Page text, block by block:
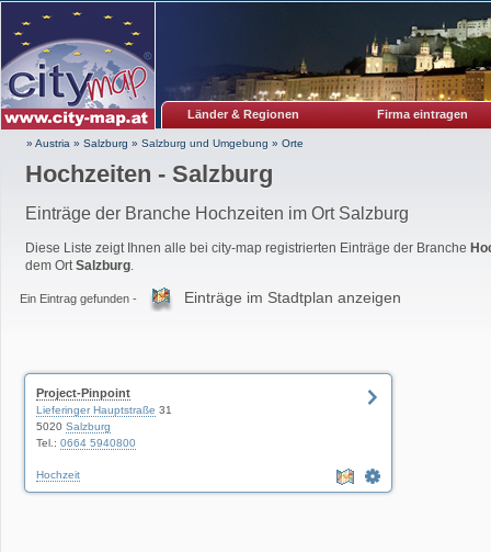
Länder & Regionen Firma eintragen
» Austria » Salzburg » Salzburg und Umgebung » Orte
Hochzeiten - Salzburg
Einträge der Branche Hochzeiten im Ort Salzburg
Diese Liste zeigt Ihnen alle bei city-map registrierten Einträge der Branche
dem OrtSalzburg.
Ein Eintrag gefunden - Einträge im Stadtplan anzeigen
Project-Pinpoint
Lieferinger Hauptstraße 31
5020 Salzburg
Tel.: 0664 5940800
Hochzeit